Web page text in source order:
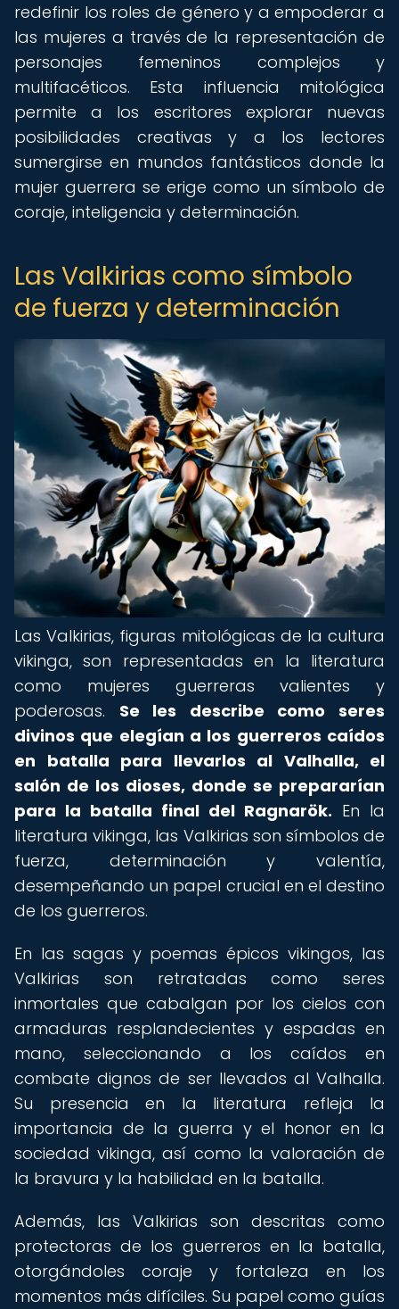
redefinir los roles de género y a empoderar a
las mujeres a través de la representación de
personajes femeninos complejos y
multifacéticos. Esta influencia mitológica
permite a los escritores explorar nuevas
posibilidades creativas y a los lectores
sumergirse en mundos fantásticos donde la
mujer guerrera se erige como un símbolo de
coraje, inteligencia y determinación.
Las Valkirias como símbolo
de fuerza y determinación
Las Valkirias, figuras mitológicas de la cultura
vikinga, son representadas en la literatura
como mujeres guerreras valientes y
poderosas. Se les describe como seres
divinos que elegían a los guerreros caídos
en batalla para llevarlos al Valhalla, el
salón de los dioses, donde se prepararían
para la batalla final del Ragnarök. En la
literatura vikinga, las Valkirias son símbolos de
fuerza, determinación y valentía,
desempeñando un papel crucial en el destino
de los guerreros.
En las sagas y poemas épicos vikingos, las
Valkirias son retratadas como seres
inmortales que cabalgan por los cielos con
armaduras resplandecientes y espadas en
mano, seleccionando a los caídos en
combate dignos de ser llevados al Valhalla.
Su presencia en la literatura refleja la
importancia de la guerra y el honor en la
sociedad vikinga, así como la valoración de
la bravura y la habilidad en la batalla.
Además, las Valkirias son descritas como
protectoras de los guerreros en la batalla,
otorgándoles coraje y fortaleza en los
momentos más difíciles. Su papel como guías